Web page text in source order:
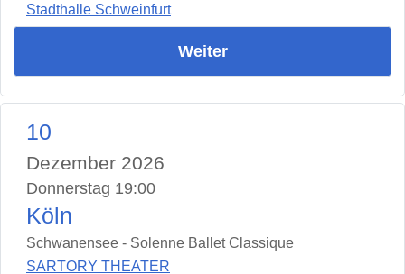
Stadthalle Schweinfurt
Weiter
10
Dezember 2026
Donnerstag 19:00
Köln
Schwanensee - Solenne Ballet Classique
SARTORY THEATER